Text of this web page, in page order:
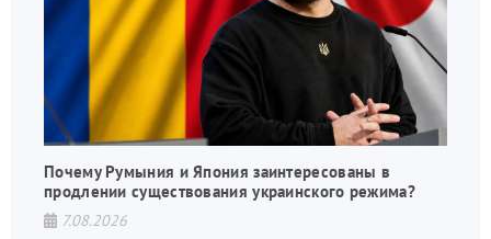
Почему Румыния и Япония заинтересованы в
продлении существования украинского режима?
7.08.2026